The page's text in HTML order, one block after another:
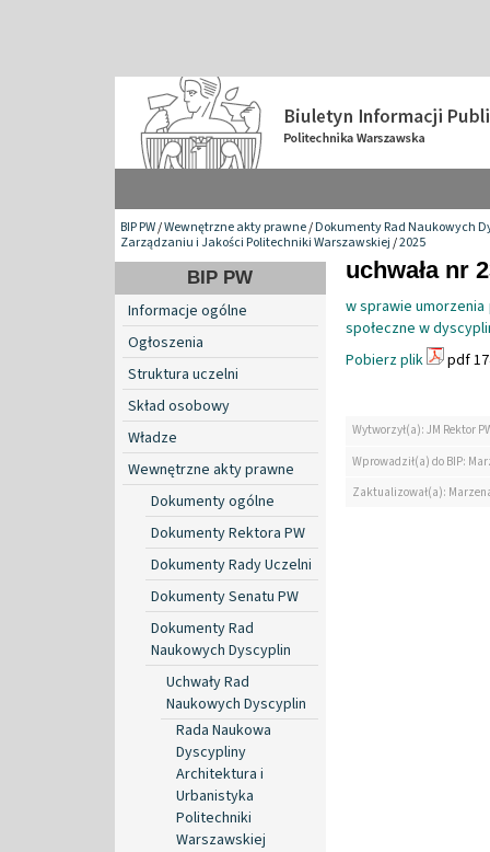
BIP PW/Wewnętrzne akty prawne/Dokumenty Rad Naukowych
Zarządzaniu i Jakości Politechniki Warszawskiej/2025
BIP PW
Informacje ogólne
Ogłoszenia
Struktura uczelni
Skład osobowy
Władze
Wewnętrzne akty prawne
Dokumenty ogólne
Dokumenty Rektora PW
Dokumenty Rady Uczelni
Dokumenty Senatu PW
Dokumenty Rad
Naukowych Dyscyplin
Uchwały Rad
Naukowych Dyscyplin
Rada Naukowa
Dyscypliny
Architektura i
Urbanistyka
Politechniki
Warszawskiej
uchwała nr
w sprawie
społeczne w
Pobierz plik
pdf
Wytworzył(a): JM Rektor
Wprowadził(a) do BIP:
Zaktualizował(a):